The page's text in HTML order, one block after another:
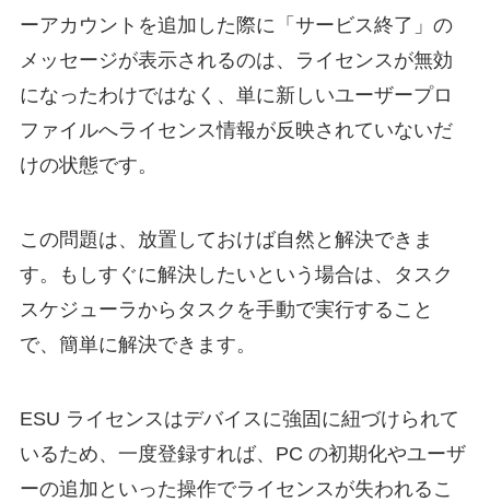
ーアカウントを追加した際に「サービス終了」の
メッセージが表示されるのは、ライセンスが無効
になったわけではなく、単に新しいユーザープロ
ファイルへライセンス情報が反映されていないだ
けの状態です。
この問題は、放置しておけば自然と解決できま
す。もしすぐに解決したいという場合は、タスク
スケジューラからタスクを手動で実行すること
で、簡単に解決できます。
ESU ライセンスはデバイスに強固に紐づけられて
いるため、一度登録すれば、PC の初期化やユーザ
ーの追加といった操作でライセンスが失われるこ